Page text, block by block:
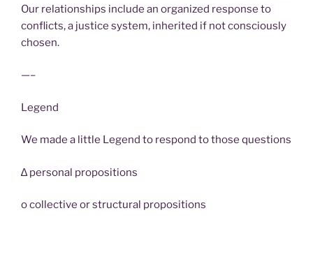
Our relationships include an organized response to
conflicts, a justice system, inherited if not consciously
chosen.
—–
Legend
We made a little Legend to respond to those questions
∆ personal propositions
o collective or structural propositions